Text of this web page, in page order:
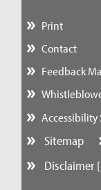
Print
Contact
Feedback
Sitemap
Disclaimer